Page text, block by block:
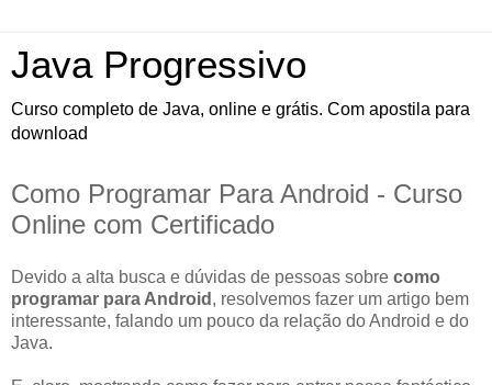
Java Progressivo
Curso completo de Java, online e grátis. Com apostila para
download
Como Programar Para Android - Curso
Online com Certificado
Devido a alta busca e dúvidas de pessoas sobre como
programar para Android , resolvemos fazer um artigo bem
interessante, falando um pouco da relação do Android e do
Java.